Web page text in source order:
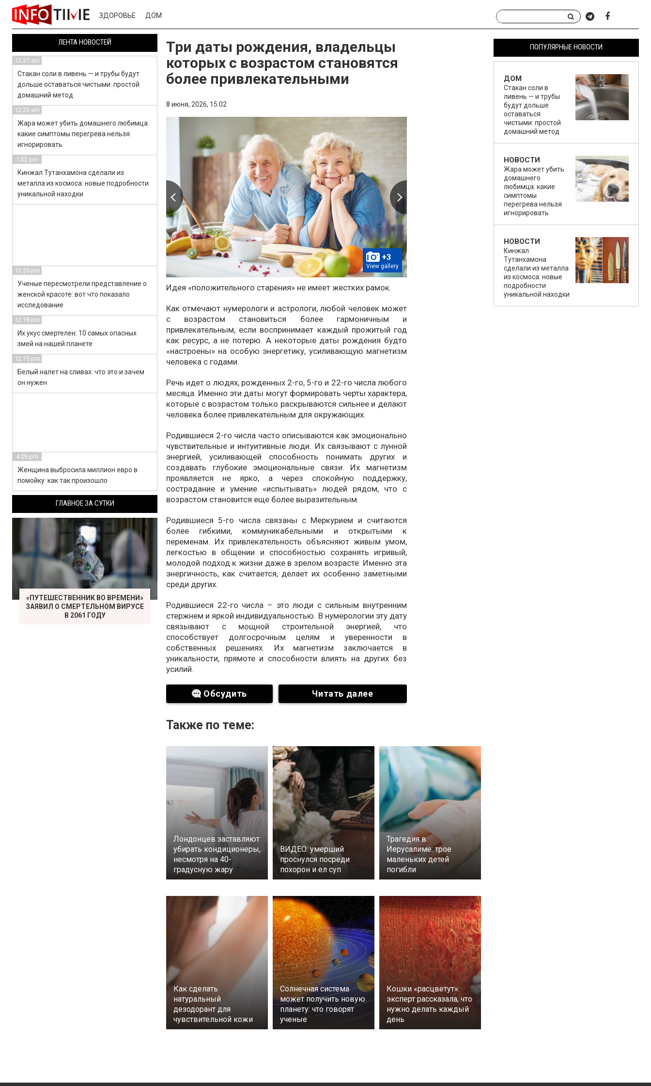
ЗДОРОВЬЕ ДОМ
Три даты рождения, владельцы
которых с возрастом становятся
более привлекательными
8 июня, 2026, 15:02
+3
View gallery
Идея «положительного старения» не имеет жестких рамок.
Как отмечают нумерологи и астрологи, любой человек может
с возрастом становиться более гармоничным и
привлекательным, если воспринимает каждый прожитый год
как ресурс, а не потерю. А некоторые даты рождения будто
«настроены» на особую энергетику, усиливающую магнетизм
человека с годами.
Речь идет о людях, рожденных 2-го, 5-го и 22-го числа любого
месяца. Именно эти даты могут формировать черты характера,
которые с возрастом только раскрываются сильнее и делают
человека более привлекательным для окружающих.
Родившиеся 2-го числа часто описываются как эмоционально
чувствительные и интуитивные люди. Их связывают с лунной
энергией, усиливающей способность понимать других и
создавать глубокие эмоциональные связи. Их магнетизм
проявляется не ярко, а через спокойную поддержку,
сострадание и умение «испытывать» людей рядом, что с
возрастом становится еще более выразительным.
Родившиеся 5-го числа связаны с Меркурием и считаются
более гибкими, коммуникабельными и открытыми к
переменам. Их привлекательность объясняют живым умом,
легкостью в общении и способностью сохранять игривый,
молодой подход к жизни даже в зрелом возрасте. Именно эта
энергичность, как считается, делает их особенно заметными
среди других.
Родившиеся 22-го числа – это люди с сильным внутренним
стержнем и яркой индивидуальностью. В нумерологии эту дату
связывают с мощной строительной энергией, что
способствует долгосрочным целям и уверенности в
собственных решениях. Их магнетизм заключается в
уникальности, прямоте и способности влиять на других без
усилий.
Обсудить Читать далее
Также по теме:
Лондонцев заставляют
убирать кондиционеры,
несмотря на 40-
градусную жару
ВИДЕО: умерший
проснулся посреди
похорон и ел суп
Трагедия в
Иерусалиме: трое
маленьких детей
погибли
Как сделать
натуральный
дезодорант для
чувствительной кожи
Солнечная система
может получить новую
планету: что говорят
ученые
Кошки «расцветут»:
эксперт рассказала, что
нужно делать каждый
день
ПОПУЛЯРНЫЕ НОВОСТИ
ДОМ
Стакан соли в
ливень — и трубы
будут дольше
оставаться
чистыми: простой
домашний метод
НОВОСТИ
Жара может убить
домашнего
любимца: какие
симптомы
перегрева нельзя
игнорировать
НОВОСТИ
Кинжал
Тутанхамона
сделали из металла
из космоса: новые
подробности
уникальной находки
ЛЕНТА НОВОСТЕЙ
12:27 am
Стакан соли в ливень — и трубы будут
дольше оставаться чистыми: простой
домашний метод
12:23 am
Жара может убить домашнего любимца:
какие симптомы перегрева нельзя
игнорировать
1:02 pm
Кинжал Тутанхамона сделали из
металла из космоса: новые подробности
уникальной находки
12:55 pm
Ученые пересмотрели представление о
женской красоте: вот что показало
исследование
12:18 pm
Их укус смертелен: 10 самых опасных
змей на нашей планете
12:15 pm
Белый налет на сливах: что это и зачем
он нужен
4:09 pm
Женщина выбросила миллион евро в
помойку: как так произошло
ГЛАВНОЕ ЗА СУТКИ
«ПУТЕШЕСТВЕННИК ВО ВРЕМЕНИ»
ЗАЯВИЛ О СМЕРТЕЛЬНОМ ВИРУСЕ
В 2061 ГОДУ